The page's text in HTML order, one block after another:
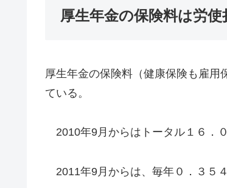
厚生年金の保険料は労使
厚生年金の保険料（健康保険も雇用
ている。
2010年9月からはトータル１６．０
2011年9月からは、毎年０．３５